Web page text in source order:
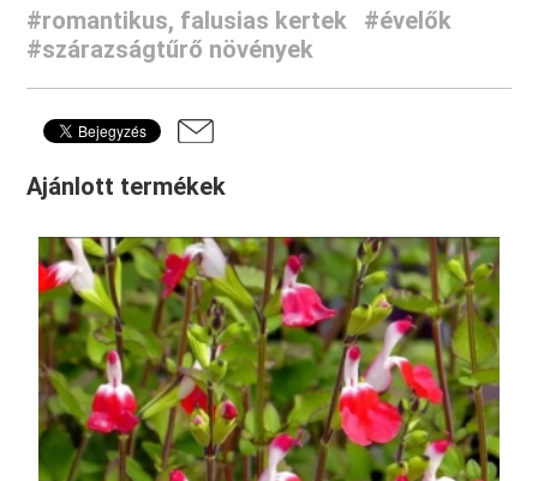
#romantikus, falusias kertek
#évelők
#szárazságtűrő növények
Ajánlott termékek